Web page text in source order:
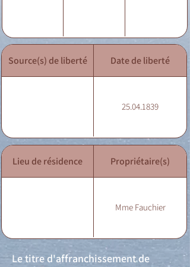
Source(s) de liberté Date de liberté
25.04.1839
Lieu de résidence Propriétaire(s)
Mme Fauchier
Le titre d'affranchissement de